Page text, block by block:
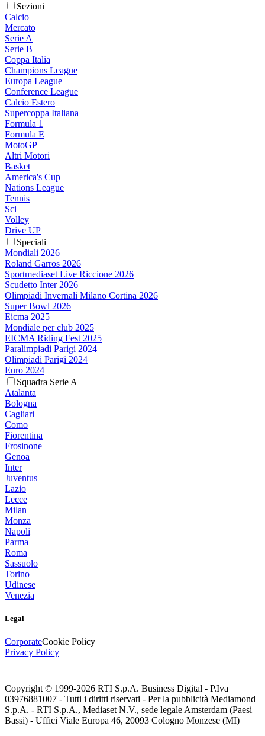
Sezioni
Calcio
Mercato
Serie A
Serie B
Coppa Italia
Champions League
Europa League
Conference League
Calcio Estero
Supercoppa Italiana
Formula 1
Formula E
MotoGP
Altri Motori
Basket
America's Cup
Nations League
Tennis
Sci
Volley
Drive UP
Speciali
Mondiali 2026
Roland Garros 2026
Sportmediaset Live Riccione 2026
Scudetto Inter 2026
Olimpiadi Invernali Milano Cortina 2026
Super Bowl 2026
Eicma 2025
Mondiale per club 2025
EICMA Riding Fest 2025
Paralimpiadi Parigi 2024
Olimpiadi Parigi 2024
Euro 2024
Squadra Serie A
Atalanta
Bologna
Cagliari
Como
Fiorentina
Frosinone
Genoa
Inter
Juventus
Lazio
Lecce
Milan
Monza
Napoli
Parma
Roma
Sassuolo
Torino
Udinese
Venezia
Legal
CorporateCookie Policy
Privacy Policy
Copyright © 1999-2026 RTI S.p.A. Business Digital - P.Iva
03976881007 - Tutti i diritti riservati - Per la pubblicità Mediamond
S.p.A. - RTI S.p.A., Mediaset N.V., sede legale Amsterdam (Paesi
Bassi) - Uffici Viale Europa 46, 20093 Cologno Monzese (MI)